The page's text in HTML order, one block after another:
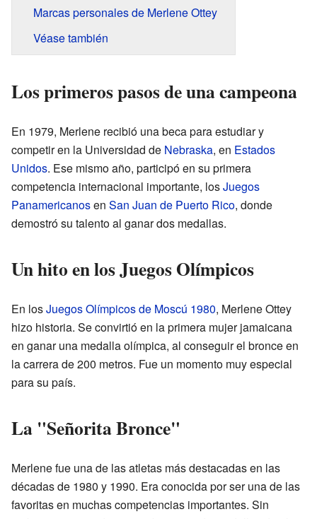
Marcas personales de Merlene Ottey
Véase también
Los primeros pasos de una campeona
En 1979, Merlene recibió una beca para estudiar y
competir en la Universidad de Nebraska, en Estados
Unidos. Ese mismo año, participó en su primera
competencia internacional importante, losJuegos
Panamericanosen San Juan de Puerto Rico, donde
demostró su talento al ganar dos medallas.
Un hito en los Juegos Olímpicos
En losJuegos Olímpicos de Moscú 1980, Merlene Ottey
hizo historia. Se convirtió en la primera mujer jamaicana
en ganar una medalla olímpica, al conseguir el bronce en
la carrera de 200 metros. Fue un momento muy especial
para su país.
La "Señorita Bronce"
Merlene fue una de las atletas más destacadas en las
décadas de 1980 y 1990. Era conocida por ser una de las
favoritas en muchas competencias importantes. Sin